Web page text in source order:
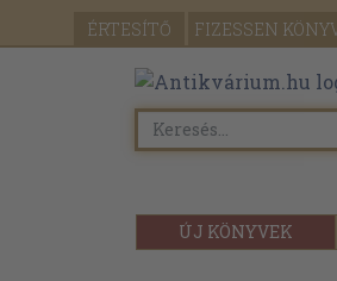
ÉRTESÍTŐ FIZESSEN
ÚJ KÖNYVEK